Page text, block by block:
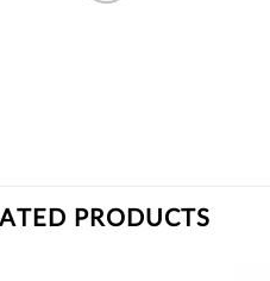
PRODUCTS